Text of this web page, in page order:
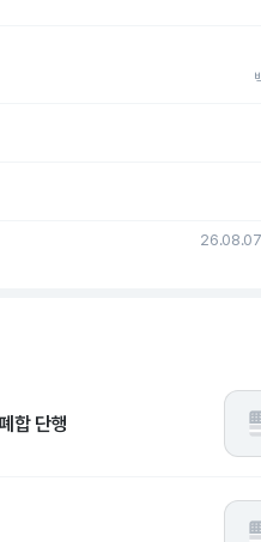
합 단행